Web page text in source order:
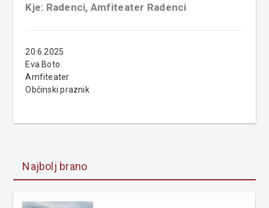
Kje: Radenci, Amfiteater Radenci
20.6.2025
Eva Boto
Amfiteater
Občinski praznik
Najbolj brano